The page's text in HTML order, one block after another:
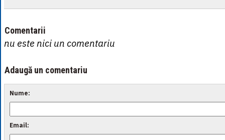
Comentarii
nu este nici un comentariu
Adaugă un comentariu
Nume:
Email: